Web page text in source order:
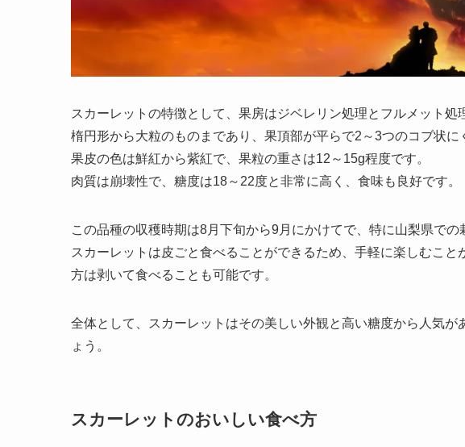
スカーレットの特徴として、果房はジベレリン処理とフルメット
楕円形から大粒のものまであり、果頂部が平らで2～3つのコブ状に
果皮の色は鮮紅から紫紅で、果粒の重さは12～15g程度です。
肉質は崩壊性で、糖度は18～22度と非常に高く、食味も良好です。
この品種の収穫時期は8月下旬から9月にかけてで、特に山梨県での
スカーレットは皮ごと食べることができるため、手軽に楽しむこ
方は剥いて食べることも可能です。
全体として、スカーレットはその美しい外観と高い糖度から人気
ょう。
スカーレットのおいしい食べ方